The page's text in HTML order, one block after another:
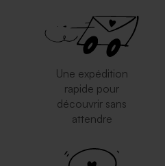
nature moucheté
Une expédition
rapide pour
découvrir sans
attendre